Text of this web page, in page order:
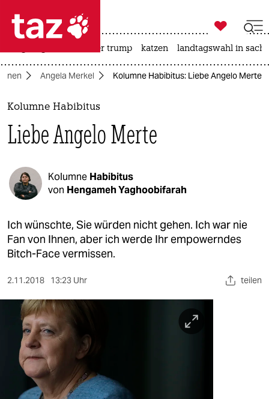
 taz zahl ich
taz zahl ich
themen
politik
öko
gesellschaft
kultur
sport
nord
wahrheit
verlag
verlag

taz zahl ich
usa unter trump katzen landtagswahl in
Angela Merkel Kolumne Habibitus: Liebe Angelo Merte
Kolumne Habibitus
Liebe Angelo Merte
Kolumne Habibitus
von Hengameh Yaghoobifarah
Ich wünschte, Sie würden nicht gehen. Ich war nie
Fan von Ihnen, aber ich werde Ihr empowerndes
Bitch-Face vermissen.
2.11.2018 13:23 Uhr teilen